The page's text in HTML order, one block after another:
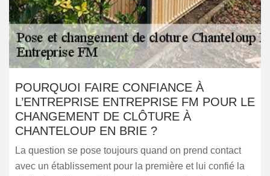
POURQUOI FAIRE CONFIANCE À
L’ENTREPRISE ENTREPRISE FM POUR LE
CHANGEMENT DE CLÔTURE À
CHANTELOUP EN BRIE ?
La question se pose toujours quand on prend contact
avec un établissement pour la première et lui confié la